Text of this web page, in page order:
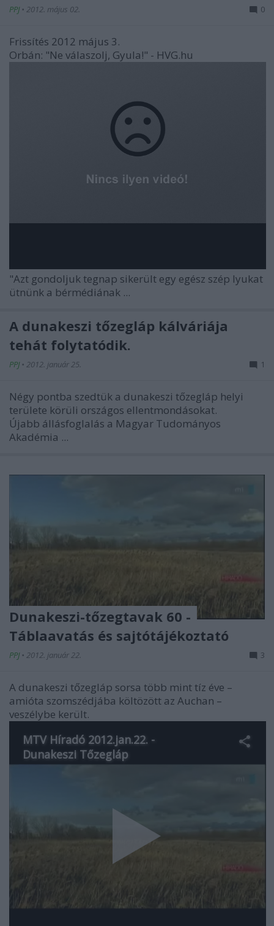
PPJ • 2012. május 02. 0
Frissítés 2012 május 3.
Orbán: "Ne válaszolj, Gyula!" - HVG.hu
"Azt gondoljuk tegnap sikerült egy egész szép lyukat
ütnünk a bérmédiának ...
A dunakeszi tőzegláp kálváriája
tehát folytatódik.
PPJ • 2012. január 25. 1
Négy pontba szedtük a dunakeszi tőzegláp helyi
területe körüli országos ellentmondásokat.
Újabb állásfoglalás a Magyar Tudományos
Akadémia ...
Dunakeszi-tőzegtavak 60 -
Táblaavatás és sajtótájékoztató
PPJ • 2012. január 22. 3
A dunakeszi tőzegláp sorsa több mint tíz éve –
amióta szomszédjába költözött az Auchan –
veszélybe került.